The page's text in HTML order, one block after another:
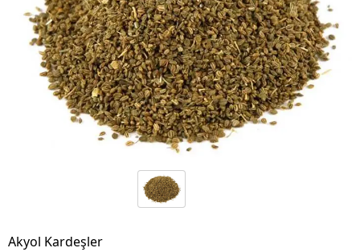
Akyol Kardeşler